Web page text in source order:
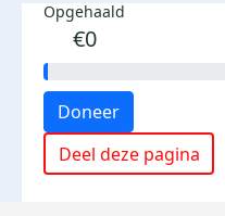
Opgehaald
€0
Doneer
Deel deze pagina